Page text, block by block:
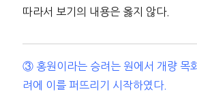
따라서 보기의 내용은 옳지 않다.
③ 홍원이라는 승려는 원에서 개량 목
려에 이를 퍼뜨리기 시작하였다.